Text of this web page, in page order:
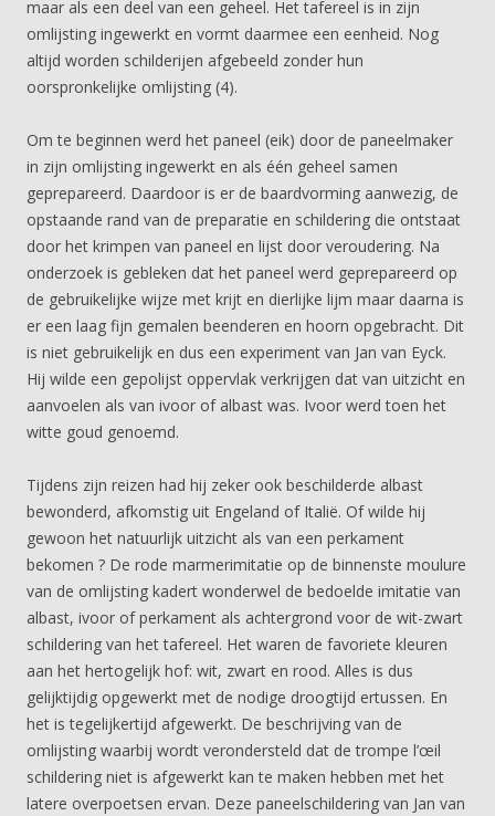
maar als een deel van een geheel. Het tafereel is in zijn
omlijsting ingewerkt en vormt daarmee een eenheid. Nog
altijd worden schilderijen afgebeeld zonder hun
oorspronkelijke omlijsting (4).
Om te beginnen werd het paneel (eik) door de paneelmaker
in zijn omlijsting ingewerkt en als één geheel samen
geprepareerd. Daardoor is er de baardvorming aanwezig, de
opstaande rand van de preparatie en schildering die ontstaat
door het krimpen van paneel en lijst door veroudering. Na
onderzoek is gebleken dat het paneel werd geprepareerd op
de gebruikelijke wijze met krijt en dierlijke lijm maar daarna is
er een laag fijn gemalen beenderen en hoorn opgebracht. Dit
is niet gebruikelijk en dus een experiment van Jan van Eyck.
Hij wilde een gepolijst oppervlak verkrijgen dat van uitzicht en
aanvoelen als van ivoor of albast was. Ivoor werd toen het
witte goud genoemd.
Tijdens zijn reizen had hij zeker ook beschilderde albast
bewonderd, afkomstig uit Engeland of Italië. Of wilde hij
gewoon het natuurlijk uitzicht als van een perkament
bekomen ? De rode marmerimitatie op de binnenste moulure
van de omlijsting kadert wonderwel de bedoelde imitatie van
albast, ivoor of perkament als achtergrond voor de wit-zwart
schildering van het tafereel. Het waren de favoriete kleuren
aan het hertogelijk hof: wit, zwart en rood. Alles is dus
gelijktijdig opgewerkt met de nodige droogtijd ertussen. En
het is tegelijkertijd afgewerkt. De beschrijving van de
omlijsting waarbij wordt verondersteld dat de trompe l’œil
schildering niet is afgewerkt kan te maken hebben met het
latere overpoetsen ervan. Deze paneelschildering van Jan van